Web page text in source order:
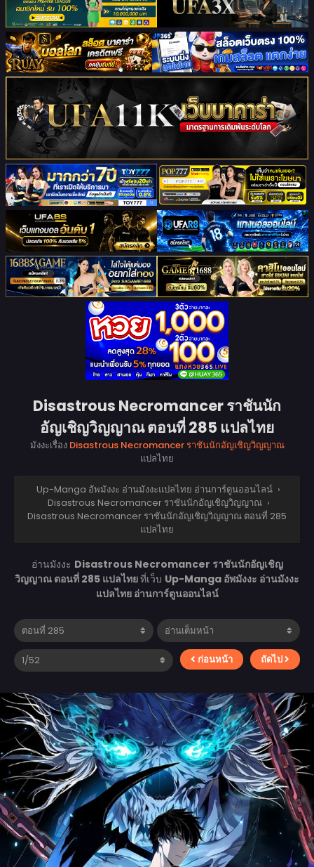
Disastrous Necromancer ราชันนัก
อัญเชิญวิญญาณ ตอนที่ 285 แปลไทย
มังงะเรื่อง Disastrous Necromancer ราชันนักอัญเชิญวิญญาณ
แปลไทย
Up-Manga อัพมังงะ อ่านมังงะแปลไทย อ่านการ์ตูนออนไลน์ ›
Disastrous Necromancer ราชันนักอัญเชิญวิญญาณ ›
Disastrous Necromancer ราชันนักอัญเชิญวิญญาณ ตอนที่ 285
แปลไทย
อ่านมังงะ Disastrous Necromancer ราชันนักอัญเชิญ
วิญญาณ ตอนที่ 285 แปลไทยที่เว็บ Up-Manga อัพมังงะ อ่านมังงะ
แปลไทย อ่านการ์ตูนออนไลน์
ก่อนหน้า ถัดไป